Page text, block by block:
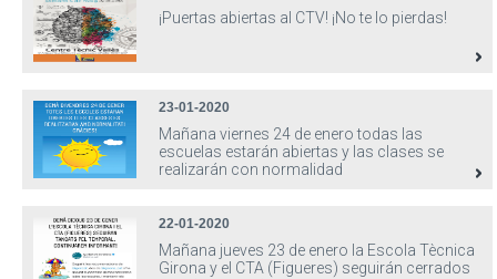
¡Puertas abiertas al CTV! ¡No te lo pierdas!
23-01-2020
Mañana viernes 24 de enero todas las
escuelas estarán abiertas y las clases se
realizarán con normalidad
22-01-2020
Mañana jueves 23 de enero la Escola Tècnica
Girona y el CTA (Figueres) seguirán cerrados